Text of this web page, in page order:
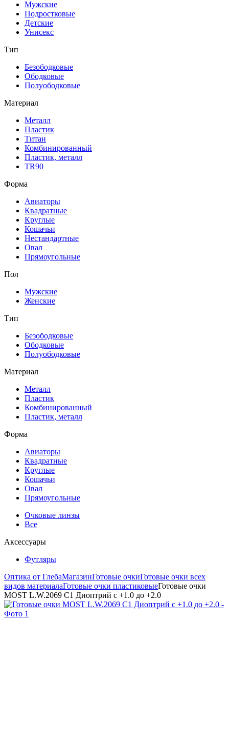
Мужские
Подростковые
Детские
Унисекс
Тип
Безободковые
Ободковые
Полуободковые
Материал
Металл
Пластик
Титан
Комбинированный
Пластик, металл
TR90
Форма
Авиаторы
Квадратные
Круглые
Кошачьи
Нестандартные
Овал
Прямоугольные
Пол
Мужские
Женские
Тип
Безободковые
Ободковые
Полуободковые
Материал
Металл
Пластик
Комбинированный
Пластик, металл
Форма
Авиаторы
Квадратные
Круглые
Кошачьи
Овал
Прямоугольные
Очковые линзы
Все
Аксессуары
Футляры
Оптика от ГлебаМагазинГотовые очкиГотовые очки всех
видов материалаГотовые очки пластиковыеГотовые очки
MOST L.W.2069 C1 Диоптрий с +1.0 до +2.0